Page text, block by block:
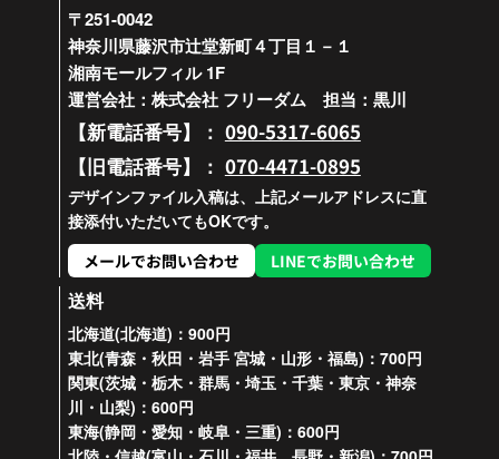
〒251-0042
神奈川県藤沢市辻堂新町４丁目１－１
湘南モールフィル 1F
運営会社：株式会社 フリーダム 担当：黒川
【新電話番号】： 090-5317-6065
【旧電話番号】： 070-4471-0895
デザインファイル入稿は、上記メールアドレスに直
接添付いただいてもOKです。
メールでお問い合わせ
LINEでお問い合わせ
送料
北海道(北海道)：900円
東北(青森・秋田・岩手 宮城・山形・福島)：700円
関東(茨城・栃木・群馬・埼玉・千葉・東京・神奈
川・山梨)：600円
東海(静岡・愛知・岐阜・三重)：600円